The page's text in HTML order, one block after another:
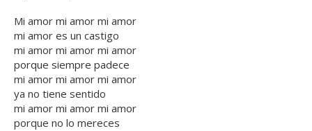
Mi amor mi amor mi amor
mi amor es un castigo
mi amor mi amor mi amor
porque siempre padece
mi amor mi amor mi amor
ya no tiene sentido
mi amor mi amor mi amor
porque no lo mereces